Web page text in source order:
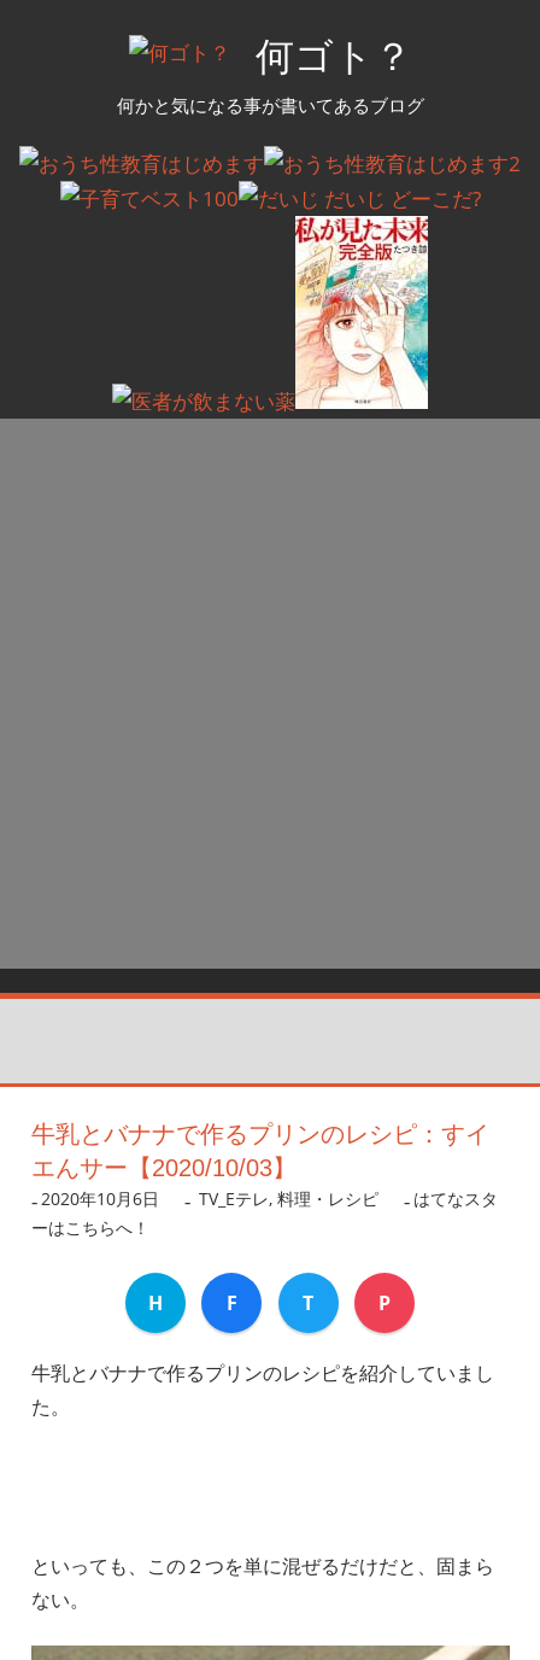
ツ
何ゴト？
何かと気になる事が書いてあるブログ
牛乳とバナナで作るプリンのレシピ：すイ
エんサー【2020/10/03】
2020年10月6日 nanigoto
TV_Eテレ, 料理・レシピ
はてなスタ
ーはこちらへ！
H F T P
牛乳とバナナで作るプリンのレシピを紹介していまし
た。
といっても、この２つを単に混ぜるだけだと、固まら
ない。